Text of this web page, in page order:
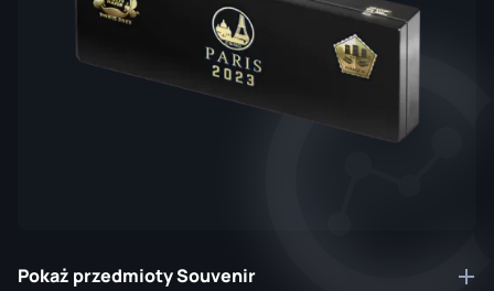
Pokaż przedmioty Souvenir